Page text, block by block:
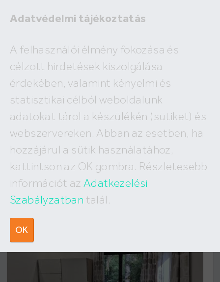
Adatvédelmi tájékoztatás
A felhasználói élmény fokozása és
célzott hirdetések kiszolgálása
érdekében, valamint kényelmi és
statisztikai célból weboldalunk
adatokat tárol a készülékén (sütiket) és
webszervereken. Abban az esetben, ha
hozzájárul a sütik használatához,
kattintson az OK gombra. Részletesebb
információt az Adatkezelési
Szabályzatban talál.
OK
Eladó
Kiadó
Törökbálint ×
Budapest Megyék, városok
I. kerület
III. kerület
XI. kerület
XXII. kerület
IV. kerület
VI. kerület
VII. kerület
VIII. kerület
IX. kerület
X. kerület
XV. kerület
XVII. kerület
XVIII. kerület
XX. kerület
Keresés
Eladó Törökbálinti lakások
találat, megjelenítve
12